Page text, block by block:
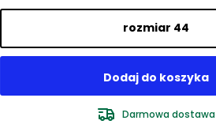
rozmiar 44
Darmowa dostawa